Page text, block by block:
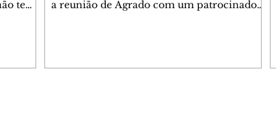
tem
a reunião de Agrado com um patrocinador.